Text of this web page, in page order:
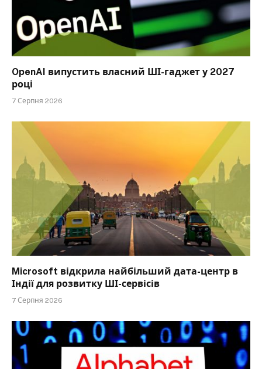
OpenAI випустить власний ШІ-гаджет у 2027
році
7 Серпня 2026
Microsoft відкрила найбільший дата-центр в
Індії для розвитку ШІ-сервісів
7 Серпня 2026